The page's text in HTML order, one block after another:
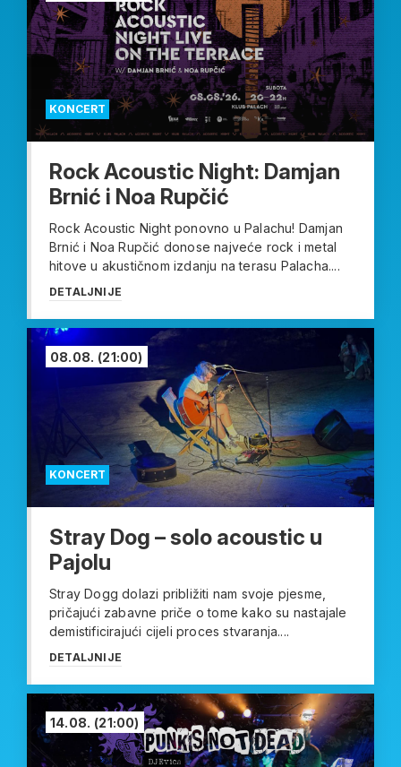
KONCERT
Rock Acoustic Night: Damjan
Brnić i Noa Rupčić
Rock Acoustic Night ponovno u Palachu! Damjan
Brnić i Noa Rupčić donose najveće rock i metal
hitove u akustičnom izdanju na terasu Palacha....
DETALJNIJE
KONCERT
08.08. (21:00)
Stray Dog – solo acoustic u
Pajolu
Stray Dogg dolazi približiti nam svoje pjesme,
pričajući zabavne priče o tome kako su nastajale
demistificirajući cijeli proces stvaranja....
DETALJNIJE
14.08. (21:00)